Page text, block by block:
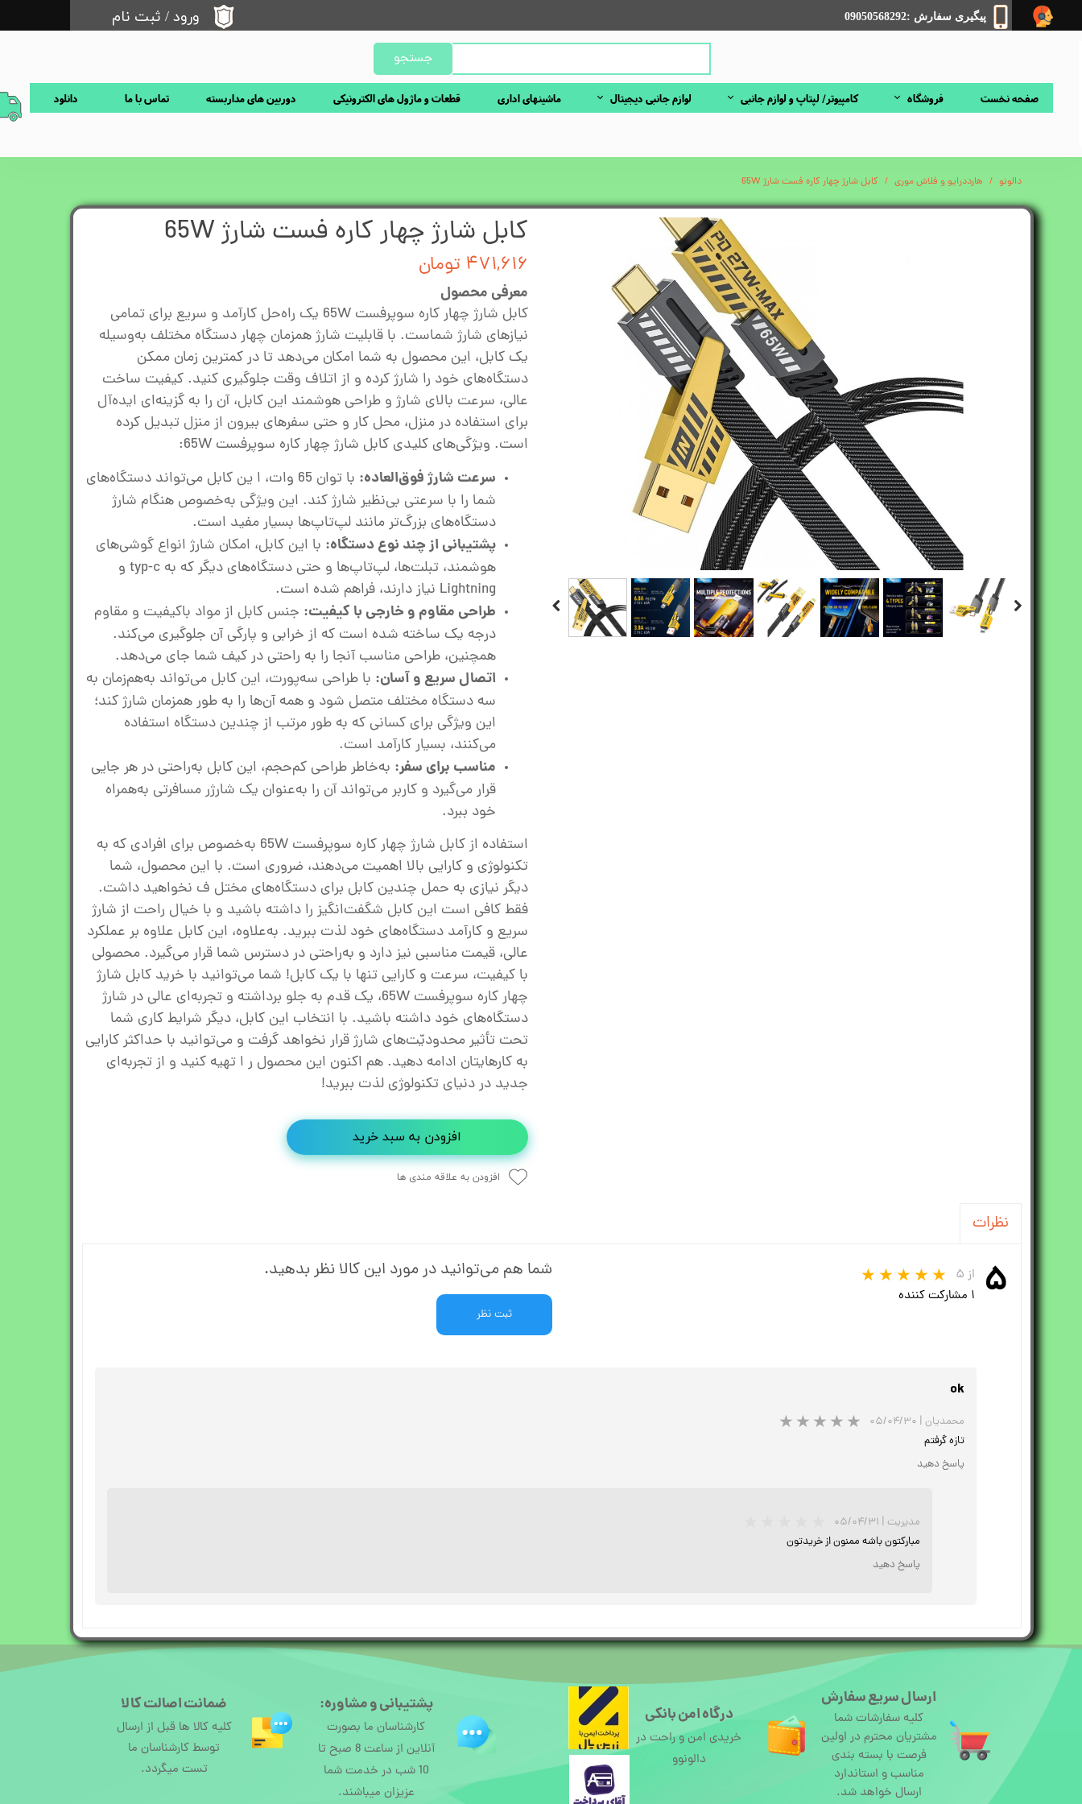
پیگیری سفارش :09050568292
جستجو
صفحه نخست فروشگاه کامپیوتر/ لپتاپ و لوازم جانبی لوازم جانبی دیجیتال ماشینهای اداری قطعات و ماژول های الکترونیکی دوربین های مداربسته تماس با ما دانلود
ورود / ثبت نام
سفارشات
دالونو هارددرایو و فلاش موری کابل شارژ چهار کاره فست شارژ 65W
کابل شارژ چهار کاره فست شارژ 65W
۴۷۱,۶۱۶ تومان
معرفی محصول
کابل شارژ چهار کاره سوپرفست 65W یک راه‌حل کارآمد و سریع برای تمامی
نیازهای شارژ شماست. با قابلیت شارژ همزمان چهار دستگاه مختلف به‌وسيله
یک کابل، این محصول به شما امکان می‌دهد تا در کمترین زمان ممکن
دستگاه‌های خود را شارژ کرده و از اتلاف وقت جلوگیری کنید. کیفیت ساخت
عالی، سرعت بالای شارژ و طراحی هوشمند این کابل، آن را به گزینه‌ای ایده‌آل
برای استفاده در منزل، محل کار و حتی سفرهای بیرون از منزل تبدیل کرده
است. ویژگی‌های کلیدی کابل شارژ چهار کاره سوپرفست 65W:
سرعت شارژ فوق‌العاده:
با توان 65 وات، ا ین کابل می‌تواند دستگاه‌های
شما را با سرعتی بی‌نظیر شارژ کند. این ویژگی به‌خصوص هنگام شارژ
دستگاه‌های بزرگ‌تر مانند لپ‌تاپ‌ها بسیار مفید است.
پشتیبانی از چند نوع دستگاه: با این کابل، امکان شارژ انواع گوشی‌های
هوشمند، تبلت‌ها، لپ‌تاپ‌ها و حتی دستگاه‌های دیگر که به typ-c و
Lightning نیاز دارند، فراهم شده است.
طراحی مقاوم و خارجی با کیفیت: جنس کابل از مواد باکیفیت و مقاوم
درجه یک ساخته شده است که از خرابی و پارگی آن جلوگیری می‌کند.
همچنین، طراحی مناسب آنجا را به راحتی در کیف شما جای می‌دهد.
اتصال سریع و آسان: با طراحی سه‌پورت، این کابل می‌تواند به‌هم‌زمان به
سه دستگاه مختلف متصل شود و همه آن‌ها را به طور همزمان شارژ کند؛
این ویژگی برای کسانی که به طور مرتب از چندین دستگاه استفاده
می‌کنند، بسیار کارآمد است.
مناسب برای سفر: به‌خاطر طراحی کم‌حجم، این کابل به‌راحتی در هر جایی
قرار می‌گیرد و کاربر می‌تواند آن را به‌عنوان یک شارژر مسافرتی به‌همراه
خود ببرد.
استفاده از کابل شارژ چهار کاره سوپرفست 65W به‌خصوص برای افرادی که به
تکنولوژی و کارایی بالا اهمیت می‌دهند، ضروری است. با این محصول، شما
دیگر نیازی به حمل چندین کابل برای دستگاه‌های مختل ف نخواهید داشت.
فقط کافی است این کابل شگفت‌انگیز را داشته باشید و با خیال راحت از شارژ
سریع و کارآمد دستگاه‌های خود لذت ببرید. به‌علاوه، این کابل علاوه بر عملکرد
عالی، قیمت مناسبی نیز دارد و به‌راحتی در دسترس شما قرار می‌گیرد. محصولی
با کیفیت، سرعت و کارایی تنها با یک کابل! شما می‌توانید با خرید کابل شارژ
چهار کاره سوپرفست 65W، یک قدم به جلو برداشته و تجربه‌ای عالی در شارژ
دستگاه‌های خود داشته باشید. با انتخاب این کابل، دیگر شرایط کاری شما
تحت تأثیر محدودیّت‌های شارژ قرار نخواهد گرفت و می‌توانید با حداکثر کارایی
به کارهایتان ادامه دهید. هم اکنون این محصول ر ا تهیه کنید و از تجربه‌ای
جدید در دنیای تکنولوژی لذت ببرید!
افزودن به سبد خرید
افزودن به علاقه مندی ها
نظرات
۵
از ۵
۱ مشارکت کننده
شما هم می‌توانید در مورد این کالا نظر بدهید.
ثبت نظر
ok
محمدیان | ۰۵/۰۴/۳۰
تازه گرفتم
پاسخ دهید
مدیریت | ۰۵/۰۴/۳۱
مبارکتون باشه ممنون از خریدتون
پاسخ دهید
ارسال سریع سفارش
کلیه سفارشات شما
مشتریان محترم در اولین
فرصت با بسته بندی
مناسب و استاندارد
ارسال خواهد شد.
درگاه امن بانکی
خریدی امن و راحت در
دالونوو
پشتیبانی و مشاوره:
کارشناسان ما بصورت
آنلاین از ساعت 8 صبح تا
10 شب در خدمت شما
عزیزان میباشند.
ضمانت اصالت کالا
کلیه کالا ها قبل از ارسال
توسط کارشناسان ما
تست میگردد.